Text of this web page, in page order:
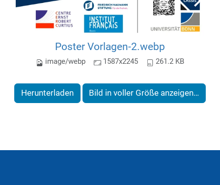
Poster Vorlagen-2.webp
image/webp 1587x2245 261.2 KB
Herunterladen Bild in voller Größe anzeigen…